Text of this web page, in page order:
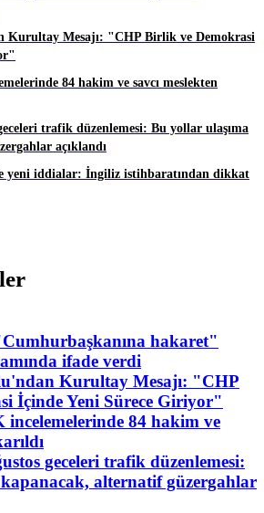
Kurultay Mesajı: "CHP Birlik ve Demokrasi
84 hakim ve savcı meslekten
trafik düzenlemesi: Bu yollar ulaşıma
açıklandı
yeni iddialar: İngiliz istihbaratından dikkat
hakaret"
ifade verdi
Kurultay Mesajı: "CHP
İçinde Yeni Sürece Giriyor"
84 hakim ve
geceleri trafik düzenlemesi:
alternatif güzergahlar